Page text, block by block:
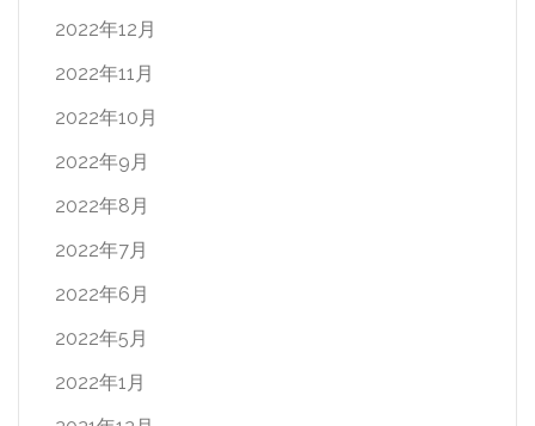
2022年12月
2022年11月
2022年10月
2022年9月
2022年8月
2022年7月
2022年6月
2022年5月
2022年1月